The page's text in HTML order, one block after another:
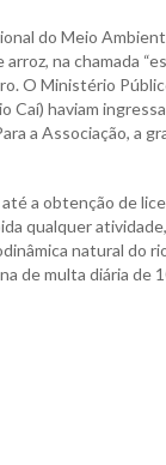
do Meio
na chamada
O Ministério
Caí) haviam
a Associação, a
a obtenção de
qualquer
natural do
de multa diária de